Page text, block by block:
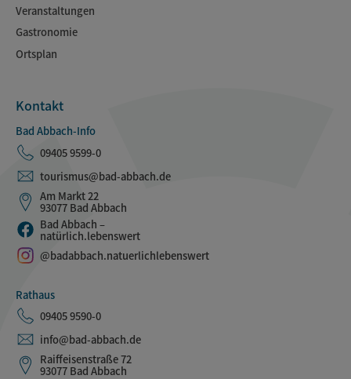
Veranstaltungen
Gastronomie
Ortsplan
Kontakt
Bad Abbach-Info
09405 9599-0
tourismus@bad-abbach.de
Am Markt 22
93077 Bad Abbach
Bad Abbach –
natürlich.lebenswert
@badabbach.natuerlichlebenswert
Rathaus
09405 9590-0
info@bad-abbach.de
Raiffeisenstraße 72
93077 Bad Abbach